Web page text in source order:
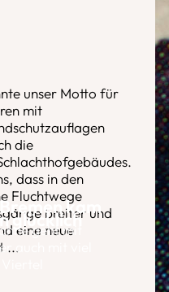
unser Motto für
mit
die
dass in den
Fluchtwege
breiter und
eine neue
...
kam
geht mit
auch mit viel
glücklich